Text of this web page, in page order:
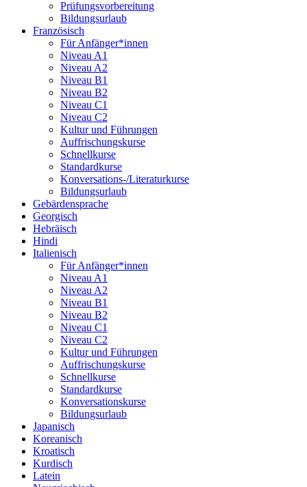
Prüfungsvorbereitung
Bildungsurlaub
Französisch
Für Anfänger*innen
Niveau A1
Niveau A2
Niveau B1
Niveau B2
Niveau C1
Niveau C2
Kultur und Führungen
Auffrischungskurse
Schnellkurse
Standardkurse
Konversations-/Literaturkurse
Bildungsurlaub
Gebärdensprache
Georgisch
Hebräisch
Hindi
Italienisch
Für Anfänger*innen
Niveau A1
Niveau A2
Niveau B1
Niveau B2
Niveau C1
Niveau C2
Kultur und Führungen
Auffrischungskurse
Schnellkurse
Standardkurse
Konversationskurse
Bildungsurlaub
Japanisch
Koreanisch
Kroatisch
Kurdisch
Latein